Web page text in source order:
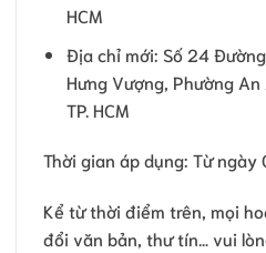
HCM
Địa chỉ mới: Số 24
Hưng Vượng, Phường An
TP. HCM
Thời gian áp dụng: Từ
Kể từ thời điểm trên, mọi
đổi văn bản, thư tín… vui